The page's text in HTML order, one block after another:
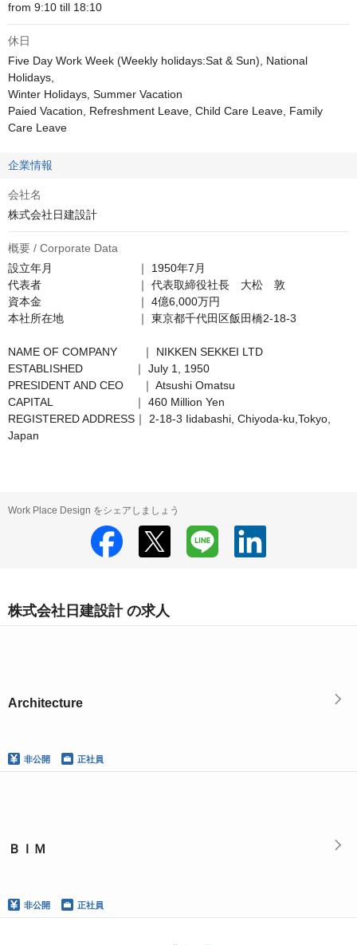
from 9:10 till 18:10
休日
Five Day Work Week (Weekly holidays:Sat & Sun), National
Holidays,
Winter Holidays, Summer Vacation
Paied Vacation, Refreshment Leave, Child Care Leave, Family
Care Leave
企業情報
会社名
株式会社日建設計
概要 / Corporate Data
設立年月　　　　　　　  ｜ 1950年7月
代表者　　　　　　　　  ｜ 代表取締役社長　大松　敦
資本金　　　　　　　　  ｜ 4億6,000万円
本社所在地　　　　　　  ｜ 東京都千代田区飯田橋2-18-3
NAME OF COMPANY	  ｜ NIKKEN SEKKEI LTD
ESTABLISHED　　　　  ｜ July 1, 1950
PRESIDENT AND CEO	  ｜ Atsushi Omatsu
CAPITAL　　　　　　　 ｜ 460 Million Yen
REGISTERED ADDRESS｜ 2-18-3 Iidabashi, Chiyoda-ku,Tokyo,
Japan
Work Place Design をシェアしましょう
株式会社日建設計 の求人
Architecture
非公開 正社員
ＢＩＭ
非公開 正社員